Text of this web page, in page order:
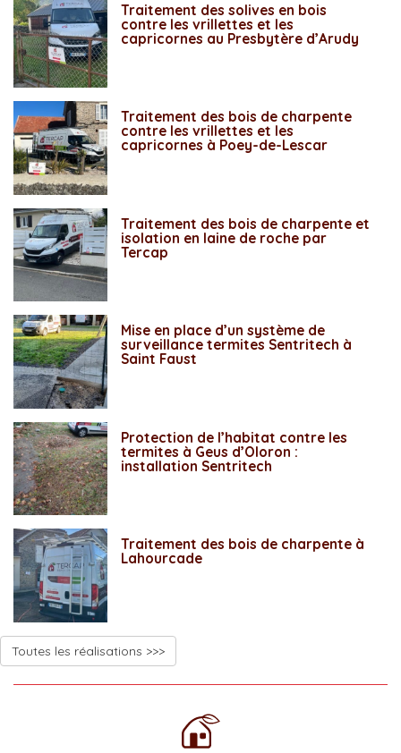
Traitement des solives en bois
contre les vrillettes et les
capricornes au Presbytère d’Arudy
Traitement des bois de charpente
contre les vrillettes et les
capricornes à Poey-de-Lescar
Traitement des bois de charpente et
isolation en laine de roche par
Tercap
Mise en place d’un système de
surveillance termites Sentritech à
Saint Faust
Protection de l’habitat contre les
termites à Geus d’Oloron :
installation Sentritech
Traitement des bois de charpente à
Lahourcade
Toutes les réalisations >>>